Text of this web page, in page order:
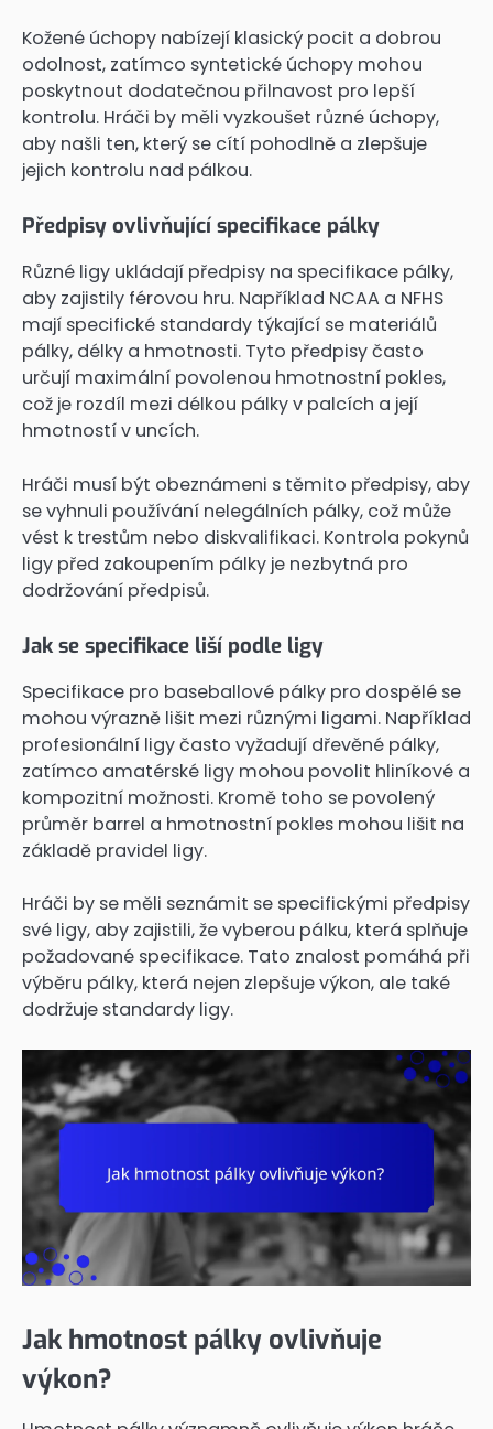
Kožené úchopy nabízejí klasický pocit a dobrou
odolnost, zatímco syntetické úchopy mohou
poskytnout dodatečnou přilnavost pro lepší
kontrolu. Hráči by měli vyzkoušet různé úchopy,
aby našli ten, který se cítí pohodlně a zlepšuje
jejich kontrolu nad pálkou.
Předpisy ovlivňující specifikace pálky
Různé ligy ukládají předpisy na specifikace pálky,
aby zajistily férovou hru. Například NCAA a NFHS
mají specifické standardy týkající se materiálů
pálky, délky a hmotnosti. Tyto předpisy často
určují maximální povolenou hmotnostní pokles,
což je rozdíl mezi délkou pálky v palcích a její
hmotností v uncích.
Hráči musí být obeznámeni s těmito předpisy, aby
se vyhnuli používání nelegálních pálky, což může
vést k trestům nebo diskvalifikaci. Kontrola pokynů
ligy před zakoupením pálky je nezbytná pro
dodržování předpisů.
Jak se specifikace liší podle ligy
Specifikace pro baseballové pálky pro dospělé se
mohou výrazně lišit mezi různými ligami. Například
profesionální ligy často vyžadují dřevěné pálky,
zatímco amatérské ligy mohou povolit hliníkové a
kompozitní možnosti. Kromě toho se povolený
průměr barrel a hmotnostní pokles mohou lišit na
základě pravidel ligy.
Hráči by se měli seznámit se specifickými předpisy
své ligy, aby zajistili, že vyberou pálku, která splňuje
požadované specifikace. Tato znalost pomáhá při
výběru pálky, která nejen zlepšuje výkon, ale také
dodržuje standardy ligy.
Jak hmotnost pálky ovlivňuje
výkon?